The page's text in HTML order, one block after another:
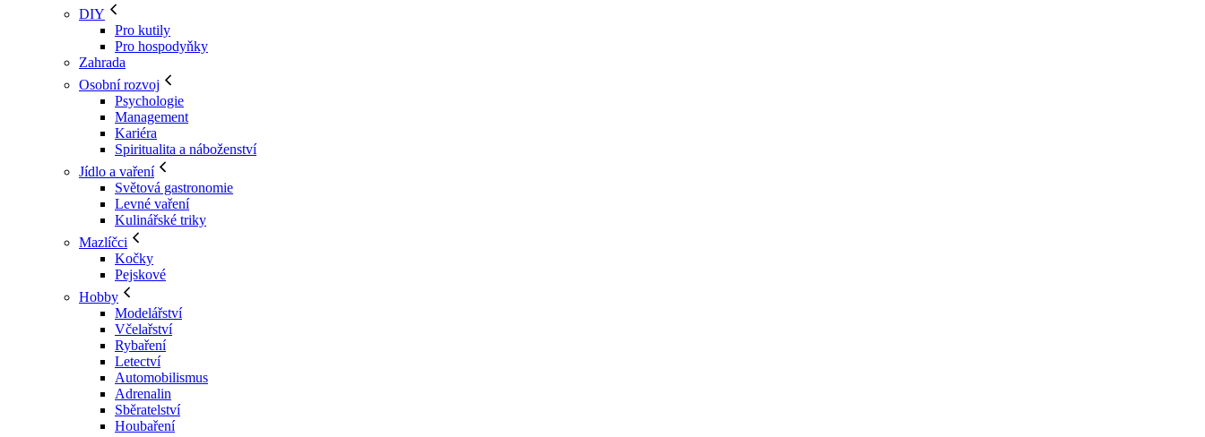
DIY
Pro kutily
Pro hospodyňky
Zahrada
Osobní rozvoj
Psychologie
Management
Kariéra
Spiritualita a náboženství
Jídlo a vaření
Světová gastronomie
Levné vaření
Kulinářské triky
Mazlíčci
Kočky
Pejskové
Hobby
Modelářství
Včelařství
Rybaření
Letectví
Automobilismus
Adrenalin
Sběratelství
Houbaření